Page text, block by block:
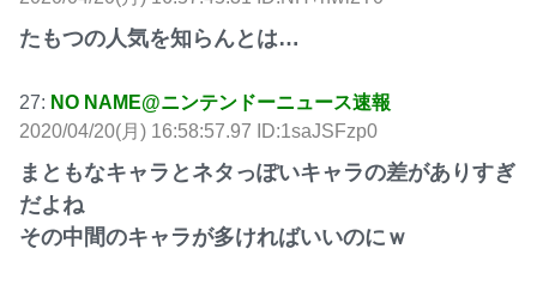
たもつの人気を知らんとは…
27: NO NAME@ニンテンドーニュース速報
2020/04/20(月) 16:58:57.97 ID:1saJSFzp0
まともなキャラとネタっぽいキャラの差がありすぎ
だよね
その中間のキャラが多ければいいのにｗ